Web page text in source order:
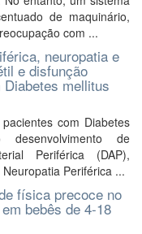
de maquinário,
com ...
neuropatia e
e disfunção
mellitus
com Diabetes
de
Periférica (DAP),
Periférica ...
física precoce no
bebês de 4-18